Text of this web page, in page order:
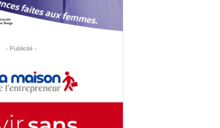
- Publicité -